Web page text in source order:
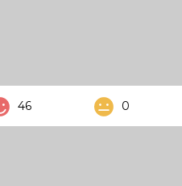
46 0